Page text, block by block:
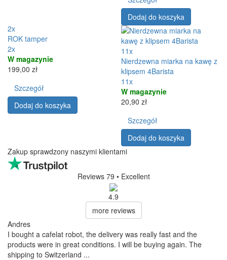
2x
ROK tamper
2x
W magazynie
199,00 zł
Szczegół
Dodaj do koszyka
Dodaj do koszyka
11x
Nierdzewna miarka na kawę z
klipsem 4Barista
11x
W magazynie
20,90 zł
Szczegół
Dodaj do koszyka
Zakup sprawdzony naszymi klientami
Reviews 79 • Excellent
4.9
more reviews
Andres
I bought a cafelat robot, the delivery was really fast and the
products were in great conditions. I will be buying again. The
shipping to Switzerland ...